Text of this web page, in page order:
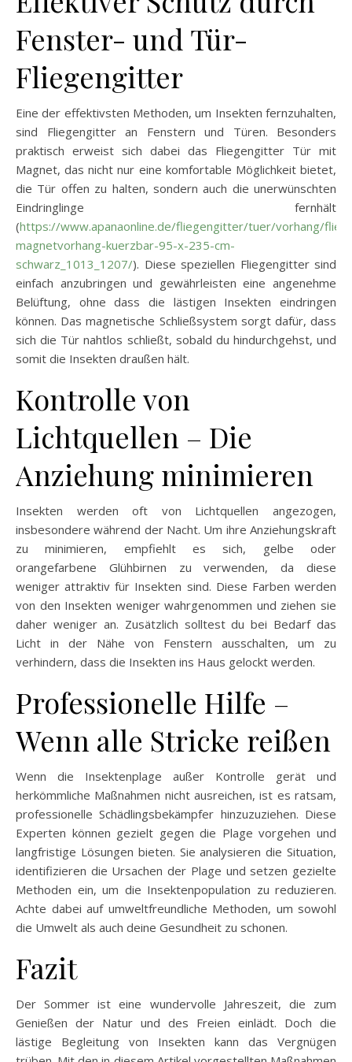
Fenster- und Tür-
Fliegengitter
Eine der effektivsten Methoden, um Insekten fernzuhalten,
sind Fliegengitter an Fenstern und Türen. Besonders
praktisch erweist sich dabei das Fliegengitter Tür mit
Magnet, das nicht nur eine komfortable Möglichkeit bietet,
die Tür offen zu halten, sondern auch die unerwünschten
Eindringlinge fernhält
(https://www.apanaonline.de/fliegengitter/tuer/vorhang/
magnetvorhang-kuerzbar-95-x-235-cm-
schwarz_1013_1207/). Diese speziellen Fliegengitter sind
einfach anzubringen und gewährleisten eine angenehme
Belüftung, ohne dass die lästigen Insekten eindringen
können. Das magnetische Schließsystem sorgt dafür, dass
sich die Tür nahtlos schließt, sobald du hindurchgehst, und
somit die Insekten draußen hält.
Kontrolle von
Lichtquellen – Die
Anziehung minimieren
Insekten werden oft von Lichtquellen angezogen,
insbesondere während der Nacht. Um ihre Anziehungskraft
zu minimieren, empfiehlt es sich, gelbe oder
orangefarbene Glühbirnen zu verwenden, da diese
weniger attraktiv für Insekten sind. Diese Farben werden
von den Insekten weniger wahrgenommen und ziehen sie
daher weniger an. Zusätzlich solltest du bei Bedarf das
Licht in der Nähe von Fenstern ausschalten, um zu
verhindern, dass die Insekten ins Haus gelockt werden.
Professionelle Hilfe –
Wenn alle Stricke reißen
Wenn die Insektenplage außer Kontrolle gerät und
herkömmliche Maßnahmen nicht ausreichen, ist es ratsam,
professionelle Schädlingsbekämpfer hinzuzuziehen. Diese
Experten können gezielt gegen die Plage vorgehen und
langfristige Lösungen bieten. Sie analysieren die Situation,
identifizieren die Ursachen der Plage und setzen gezielte
Methoden ein, um die Insektenpopulation zu reduzieren.
Achte dabei auf umweltfreundliche Methoden, um sowohl
die Umwelt als auch deine Gesundheit zu schonen.
Fazit
Der Sommer ist eine wundervolle Jahreszeit, die zum
Genießen der Natur und des Freien einlädt. Doch die
lästige Begleitung von Insekten kann das Vergnügen